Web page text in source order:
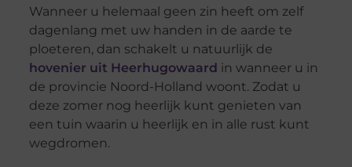
Wanneer u helemaal geen zin heeft om zelf
dagenlang met uw handen in de aarde te
ploeteren, dan schakelt u natuurlijk de
hovenier uit Heerhugowaard in wanneer u in
de provincie Noord-Holland woont. Zodat u
deze zomer nog heerlijk kunt genieten van
een tuin waarin u heerlijk en in alle rust kunt
wegdromen.